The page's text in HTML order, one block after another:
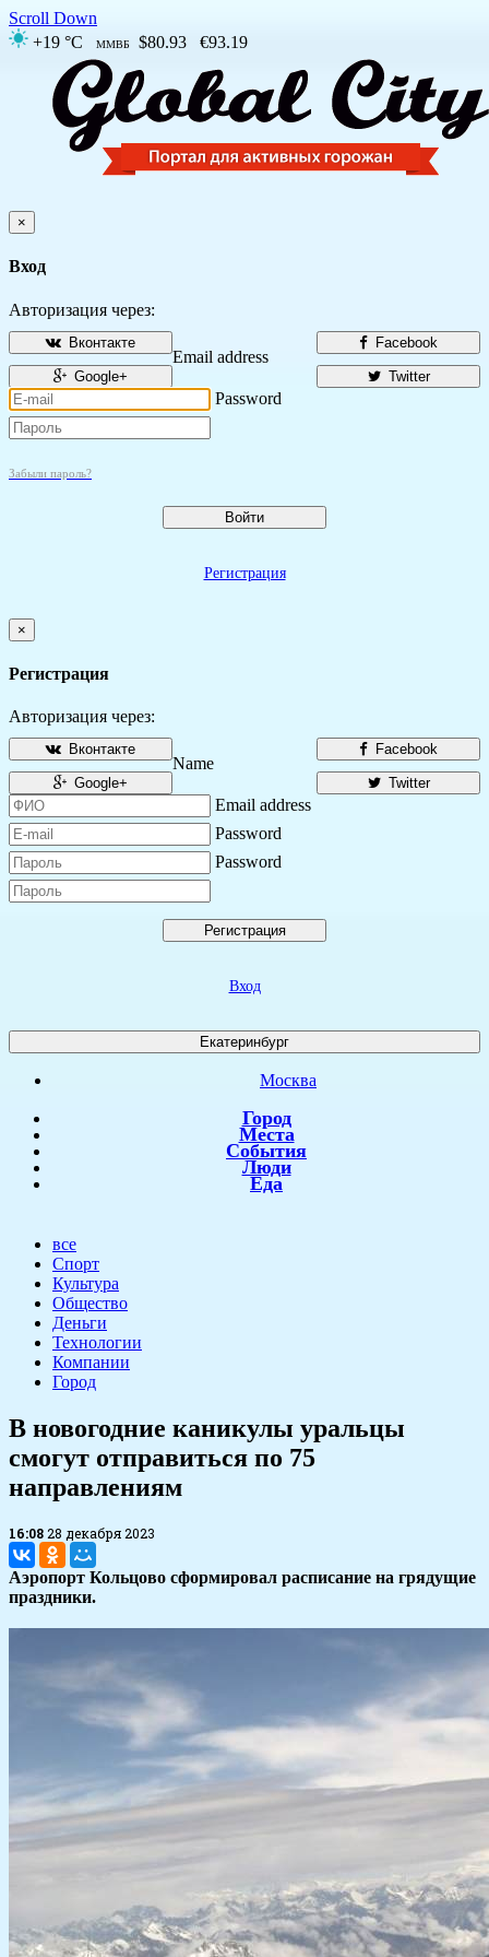
Scroll Down
+19 °C
ММВБ $80.93 €93.19
×
Вход
Авторизация через:
Facebook
Вконтакте
Twitter
Google+
Email address
Password
Забыли пароль?
Войти
Регистрация
×
Регистрация
Авторизация через:
Facebook
Вконтакте
Twitter
Google+
Name
Email address
Password
Password
Регистрация
Вход
Екатеринбург
Москва
Город
Места
События
Люди
Еда
все
Спорт
Культура
Общество
Деньги
Технологии
Компании
Город
В новогодние каникулы уральцы
смогут отправиться по 75
направлениям
16:0828 декабря 2023
Аэропорт Кольцово сформировал расписание на грядущие
праздники.